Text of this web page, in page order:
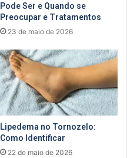
Pode Ser e Quando se
Preocupar e Tratamentos
23 de maio de 2026
Lipedema no Tornozelo:
Como Identificar
22 de maio de 2026